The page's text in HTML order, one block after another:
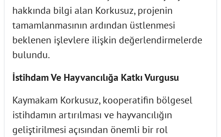
hakkında bilgi alan Korkusuz, projenin
tamamlanmasının ardından üstlenmesi
beklenen işlevlere ilişkin değerlendirmelerde
bulundu.
İstihdam Ve Hayvancılığa Katkı Vurgusu
Kaymakam Korkusuz, kooperatifin bölgesel
istihdamın artırılması ve hayvancılığın
geliştirilmesi açısından önemli bir rol